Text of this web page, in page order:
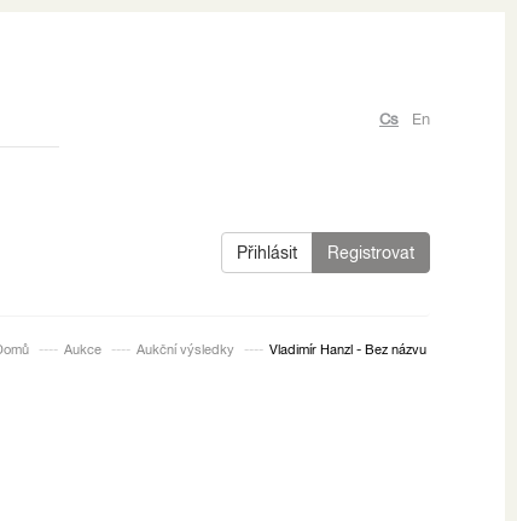
Cs En
Přihlásit Registrovat
Aukce Aukční výsledky Vladimír Hanzl - Bez názvu